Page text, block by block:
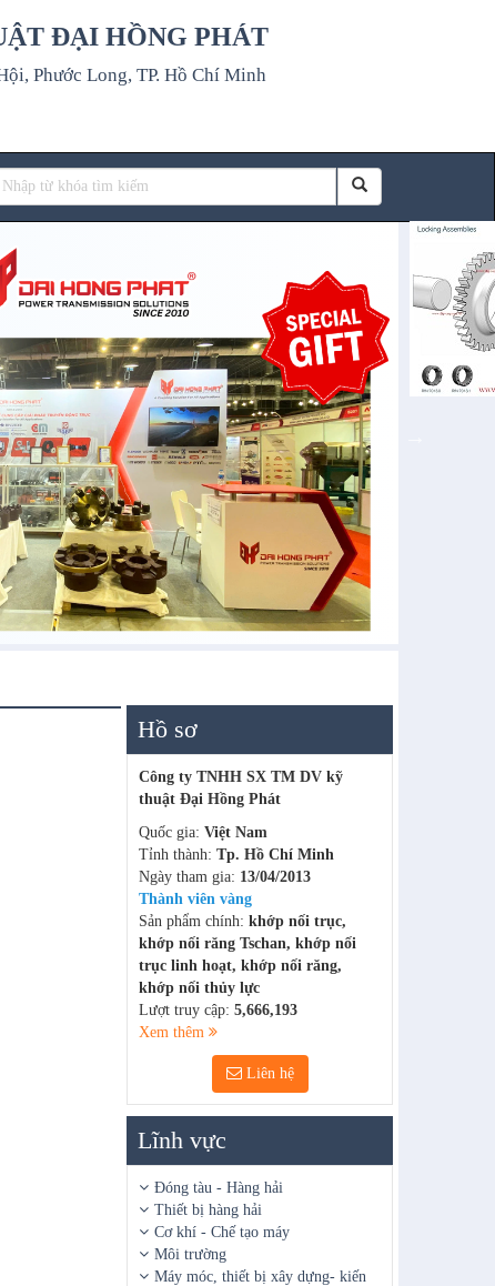
ĐẠI HỒNG PHÁT
Phước Long, TP. Hồ Chí Minh
Hồ sơ
Công ty TNHH SX TM DV kỹ
thuật Đại Hồng Phát
Quốc gia: Việt Nam
Tỉnh thành: Tp. Hồ Chí Minh
Ngày tham gia: 13/04/2013
Thành viên vàng
Sản phẩm chính: khớp nối trục,
khớp nối răng Tschan, khớp nối
trục linh hoạt, khớp nối răng,
khớp nối thủy lực
Lượt truy cập: 5,666,193
Xem thêm
Liên hệ
Lĩnh vực
Đóng tàu - Hàng hải
Thiết bị hàng hải
Cơ khí - Chế tạo máy
Môi trường
Máy móc, thiết bị xây dựng- kiến